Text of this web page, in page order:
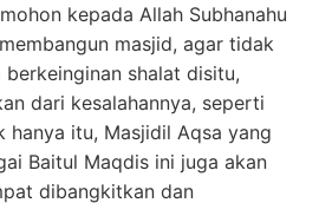
kepada Allah Subhanahu
masjid, agar tidak
shalat disitu,
dari kesalahannya, seperti
hanya itu, Masjidil Aqsa yang
Baitul Maqdis ini juga akan
dibangkitkan dan